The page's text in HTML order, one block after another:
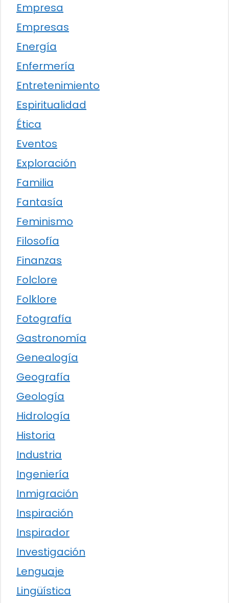
Empresa
Empresas
Energía
Enfermería
Entretenimiento
Espiritualidad
Ética
Eventos
Exploración
Familia
Fantasía
Feminismo
Filosofía
Finanzas
Folclore
Folklore
Fotografía
Gastronomía
Genealogía
Geografía
Geología
Hidrología
Historia
Industria
Ingeniería
Inmigración
Inspiración
Inspirador
Investigación
Lenguaje
Lingüística